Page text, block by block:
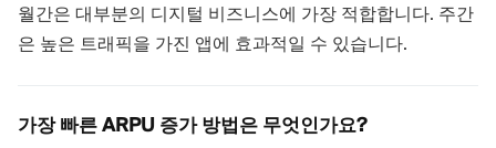
월간은 대부분의 디지털 비즈니스에 가장 적합합니다. 주간
은 높은 트래픽을 가진 앱에 효과적일 수 있습니다.
가장 빠른 ARPU 증가 방법은 무엇인가요?